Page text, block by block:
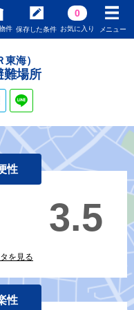
件 保存した条件
0
お気に入り メニュー
海）
難場所
性
3.5
を見る
性